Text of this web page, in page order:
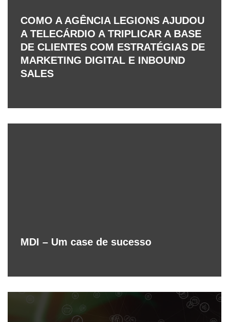
COMO A AGÊNCIA LEGIONS AJUDOU
A TELECÁRDIO A TRIPLICAR A BASE
DE CLIENTES COM ESTRATÉGIAS DE
MARKETING DIGITAL E INBOUND
SALES
MDI – Um case de sucesso